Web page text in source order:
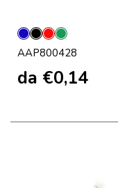
BluNero
RossoVerde
AAP800428
da €0,14